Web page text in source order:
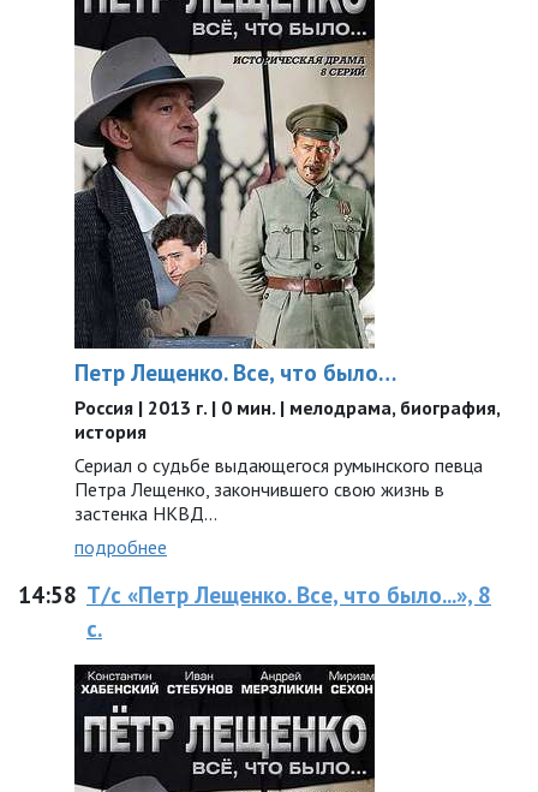
Петр Лещенко. Все, что было…
Россия | 2013 г. | 0 мин. | мелодрама, биография,
история
Сериал о судьбе выдающегося румынского певца
Петра Лещенко, закончившего свою жизнь в
застенка НКВД...
подробнее
14:58 Т/с «Петр Лещенко. Все, что было...», 8
с.